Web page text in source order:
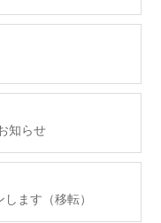
知らせ
ます（移転）